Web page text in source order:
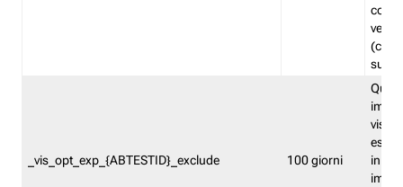
_vis_opt_exp_{ABTESTID}_exclude 100 giorni
in